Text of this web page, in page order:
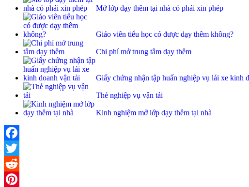
Mở lớp dạy thêm tại nhà có phải xin phép
Giáo viên tiểu học có được dạy thêm không?
Chi phí mở trung tâm dạy thêm
Giấy chứng nhận tập huấn nghiệp vụ lái xe kinh
Thẻ nghiệp vụ vận tải
Kinh nghiệm mở lớp dạy thêm tại nhà
Facebook
Twitter
Reddit